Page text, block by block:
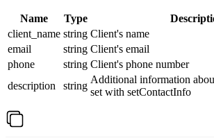
Name Type
client_name string Client's name
email
string Client's email
phone
string Client's phone number
description
string
Additional information
set with setContactInfo